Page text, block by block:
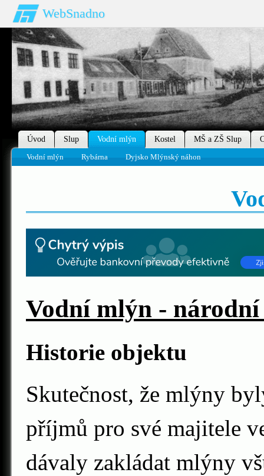
WebSnadno
Úvod Slup Vodní mlýn Kostel MŠ a ZŠ Slup
Vodní mlýn
Rybárna Dyjsko Mlýnský náhon
Vodní mlýn -
Historie objektu
Skutečnost, že mlýny
příjmů pro své majitele
dávaly zakládat mlýny